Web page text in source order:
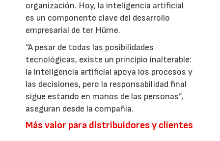
organización. Hoy, la inteligencia artificial
es un componente clave del desarrollo
empresarial de ter Hürne.
“A pesar de todas las posibilidades
tecnológicas, existe un principio inalterable:
la inteligencia artificial apoya los procesos y
las decisiones, pero la responsabilidad final
sigue estando en manos de las personas”,
aseguran desde la compañía.
Más valor para distribuidores y clientes